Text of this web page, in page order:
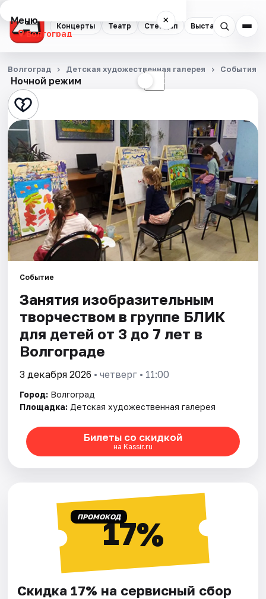
Концерты Театр Стендап Выставки
Меню ×
Волгоград
Концерты
Театр
Стендап
Выставки
Квесты
Экскурсии
Спорт
События
Города
Площадки
Артисты
Рейтинги
Ночной режим ☾
Волгоград Детская художественная галерея События
Событие
Занятия изобразительным
творчеством в группе БЛИК
для детей от 3 до 7 лет в
Волгограде
3 декабря 2026 • четверг • 11:00
Город: Волгоград
Площадка: Детская художественная галерея
Билеты со скидкой
на Kassir.ru
ПРОМОКОД17%
Скидка 17% на сервисный сбор